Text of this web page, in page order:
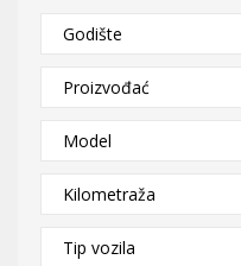
Godište
Proizvođać
Model
Kilometraža
Tip vozila